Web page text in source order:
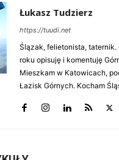
Łukasz Tudzierz
https://tuudi.net
Ślązak, felietonista, taternik.
roku opisuję i komentuję
Mieszkam w Katowicach,
Łazisk Górnych. Kocham